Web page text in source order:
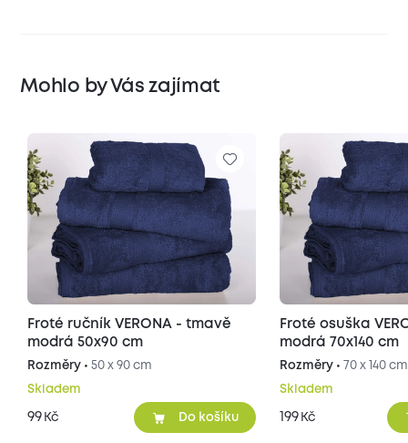
Mohlo by Vás zajímat
Froté ručník VERONA - tmavě
modrá 50x90 cm
Rozměry • 50 x 90 cm
Skladem
99 Kč Do košíku
Froté osuška
modrá 70x140 cm
Rozměry • 70 x 140 cm
Skladem
199 Kč